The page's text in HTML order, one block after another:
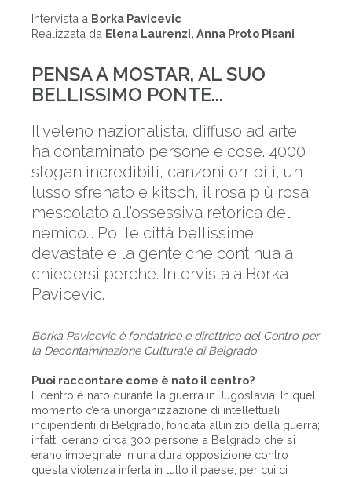
Intervista a Borka Pavicevic
Realizzata da Elena Laurenzi, Anna Proto Pisani
PENSA A MOSTAR, AL SUO
BELLISSIMO PONTE...
Il veleno nazionalista, diffuso ad arte,
ha contaminato persone e cose. 4000
slogan incredibili, canzoni orribili, un
lusso sfrenato e kitsch, il rosa più rosa
mescolato all’ossessiva retorica del
nemico... Poi le città bellissime
devastate e la gente che continua a
chiedersi perché. Intervista a Borka
Pavicevic.
Borka Pavicevic è fondatrice e direttrice del Centro per
la Decontaminazione Culturale di Belgrado.
Puoi raccontare come è nato il centro?
Il centro è nato durante la guerra in Jugoslavia. In quel
momento c’era un’organizzazione di intellettuali
indipendenti di Belgrado, fondata all’inizio della guerra;
infatti c’erano circa 300 persone a Belgrado che si
erano impegnate in una dura opposizione contro
questa violenza inferta in tutto il paese, per cui ci